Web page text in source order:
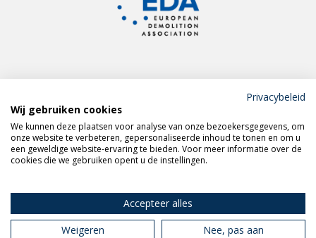
Meld je aan voor de
VERAS nieuwsbrief
Volg VERAS op
Privacybeleid
Wij gebruiken cookies
We kunnen deze plaatsen voor analyse van onze bezoekersgegevens, om
onze website te verbeteren, gepersonaliseerde inhoud te tonen en om u
een geweldige website-ervaring te bieden. Voor meer informatie over de
cookies die we gebruiken opent u de instellingen.
Accepteer alles
Weigeren
Nee, pas aan